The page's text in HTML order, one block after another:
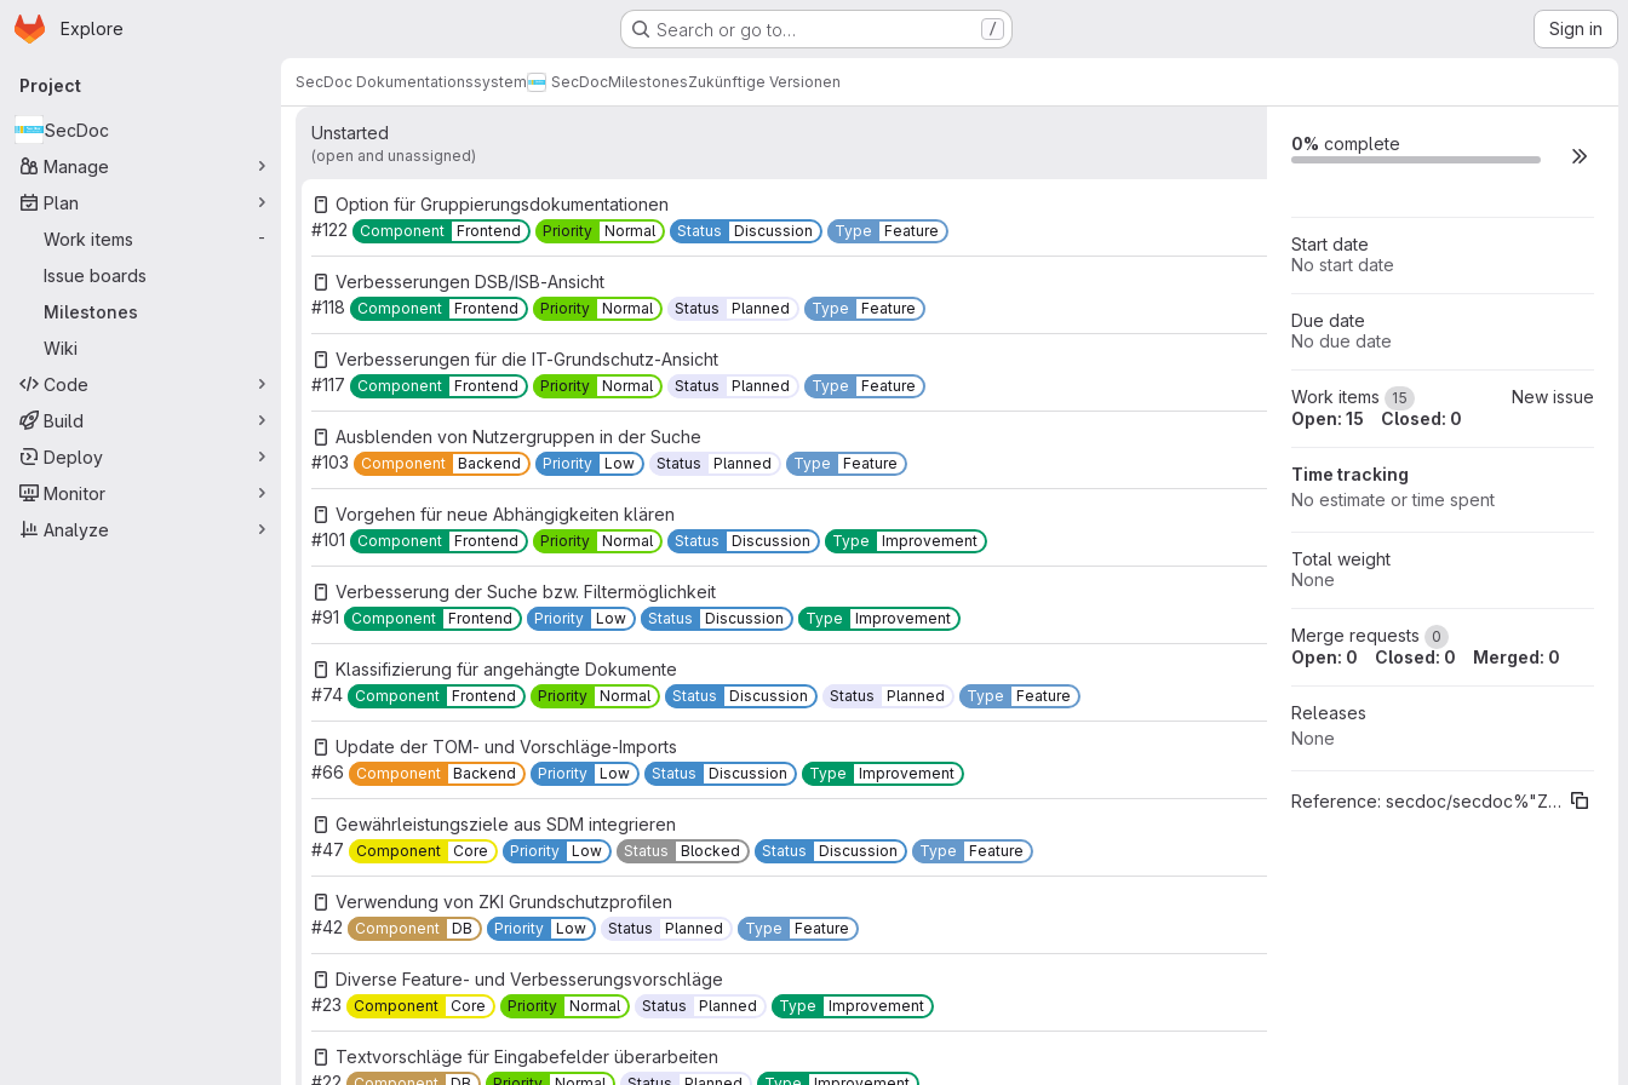
Skip to main content
Homepage
Explore Search or go to… / Sign in
Primary navigation
Project
SecDoc
Manage
Plan
Work items
-
Issue boards
Milestones
Wiki
Code
Build
Deploy
Monitor
Analyze
SecDoc Dokumentationssystem SecDocMilestonesZukünftige Versionen
Unstarted
(open and unassigned)
Option für Gruppierungsdokumentationen
#122
Component Frontend Priority Normal Status Discussion Type Feature
Verbesserungen DSB/ISB-Ansicht
#118
Component Frontend Priority Normal Status Planned Type Feature
Verbesserungen für die IT-Grundschutz-Ansicht
#117
Component Frontend Priority Normal Status Planned Type Feature
Ausblenden von Nutzergruppen in der Suche
#103
Component Backend Priority Low Status Planned Type Feature
Vorgehen für neue Abhängigkeiten klären
#101
Component Frontend Priority Normal Status Discussion Type Improvement
Verbesserung der Suche bzw. Filtermöglichkeit
#91
Component Frontend Priority Low Status Discussion Type Improvement
Klassifizierung für angehängte Dokumente
#74
Component Frontend Priority Normal Status Discussion Status Planned Type Feature
Update der TOM- und Vorschläge-Imports
#66
Component Backend Priority Low Status Discussion Type Improvement
Gewährleistungsziele aus SDM integrieren
#47
Component Core Priority Low Status Blocked Status Discussion Type Feature
Verwendung von ZKI Grundschutzprofilen
#42
Component DB Priority Low Status Planned Type Feature
Diverse Feature- und Verbesserungsvorschläge
#23
Component Core Priority Normal Status Planned Type Improvement
Textvorschläge für Eingabefelder überarbeiten
0% complete
Start date
No start date
Due date
No due date
Work items 15
New issue
Open: 15
Closed: 0
Time tracking
No estimate or time spent
Total weight
None
Merge requests 0
Open: 0 Closed: 0 Merged: 0
Releases
None
Reference: secdoc/secdoc%"Zukünftige Versionen"